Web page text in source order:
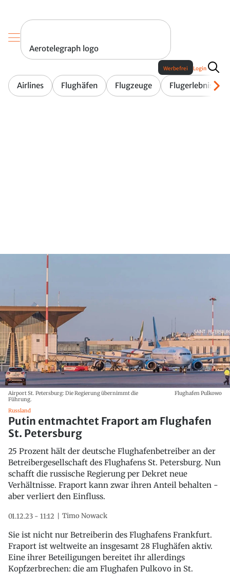
Aerotelegraph logo
Airlines Flughäfen Flugzeuge Flugerlebnis
Werbefrei Login
Airport St. Petersburg: Die Regierung übernimmt die
Führung.
Flughafen Pulkowo
Russland
Putin entmachtet Fraport am Flughafen
St. Petersburg
25 Prozent hält der deutsche Flughafenbetreiber an der
Betreibergesellschaft des Flughafens St. Petersburg. Nun
schafft die russische Regierung per Dekret neue
Verhältnisse. Fraport kann zwar ihren Anteil behalten -
aber verliert den Einfluss.
01.12.23 - 11:12 Timo Nowack
Sie ist nicht nur Betreiberin des Flughafens Frankfurt.
Fraport ist weltweite an insgesamt 28 Flughäfen aktiv.
Eine ihrer Beteiligungen bereitet ihr allerdings
Kopfzerbrechen: die am Flughafen Pulkovo in St.